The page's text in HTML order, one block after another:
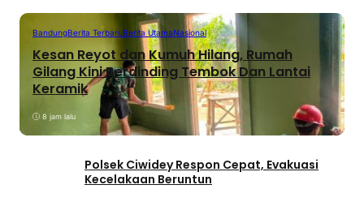
BandungBerita TerbaruBerita UtamaNasional
Kesan Reyot dan Kumuh Hilang, Rumah
Gilang Kini Berdinding Tembok Dan Lantai
Keramik
8 jam lalu
Polsek Ciwidey Respon Cepat, Evakuasi
Kecelakaan Beruntun